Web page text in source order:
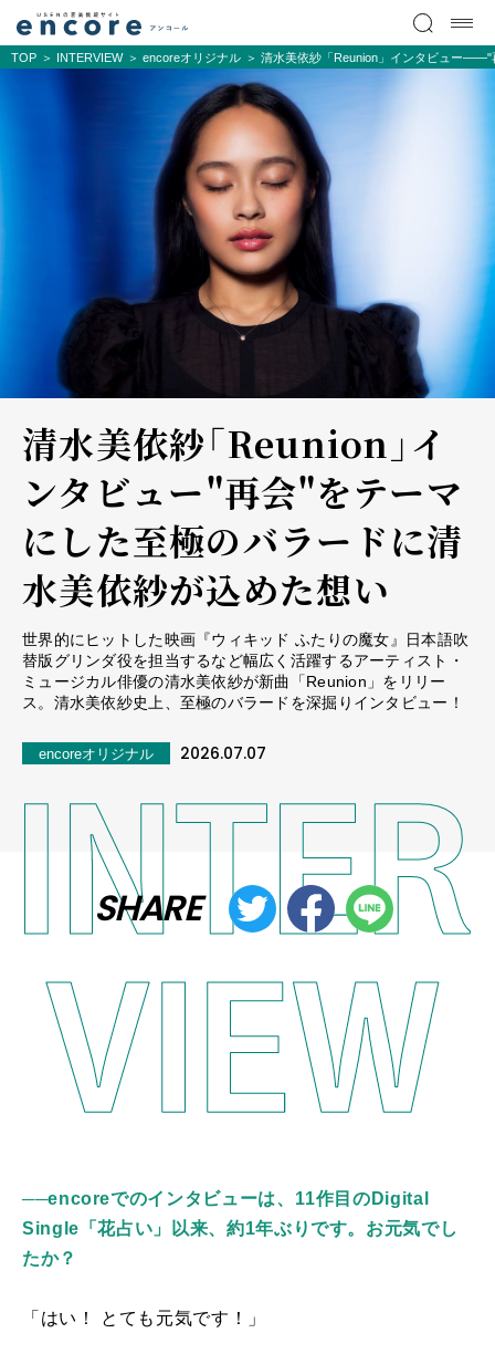
TOP INTERVIEW encoreオリジナル 清水美依紗「Reunion」インタビュー――"
清水美依紗「Reunion」イ
ンタビュー――"再会"をテーマ
にした至極のバラードに清
水美依紗が込めた想い
世界的にヒットした映画『ウィキッド ふたりの魔女』日本語吹
替版グリンダ役を担当するなど幅広く活躍するアーティスト・
ミュージカル俳優の清水美依紗が新曲「Reunion」をリリー
ス。清水美依紗史上、至極のバラードを深掘りインタビュー！
encoreオリジナル 2026.07.07
SHARE
──encoreでのインタビューは、11作目のDigital
Single「花占い」以来、約1年ぶりです。お元気でし
たか？
「はい！ とても元気です！」